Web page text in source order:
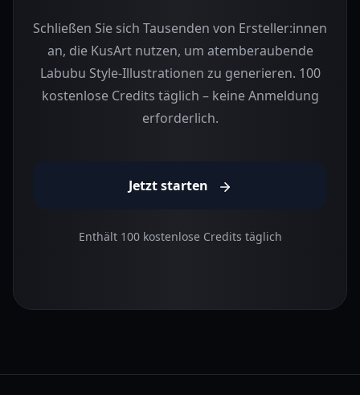
Schließen Sie sich Tausenden von Ersteller:innen
an, die KusArt nutzen, um atemberaubende
Labubu Style-Illustrationen zu generieren. 100
kostenlose Credits täglich – keine Anmeldung
erforderlich.
Jetzt starten
Enthält 100 kostenlose Credits täglich